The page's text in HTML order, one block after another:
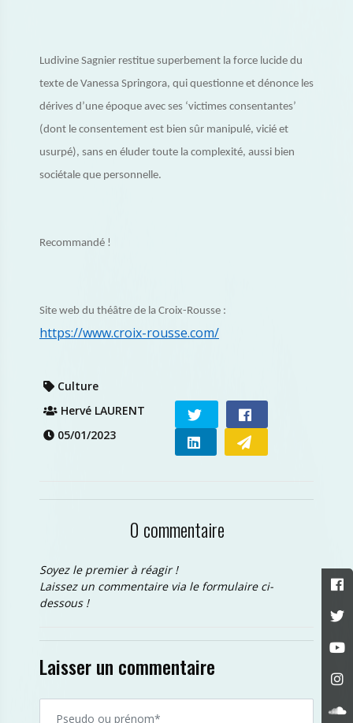
Ludivine Sagnier restitue superbement la force lucide du
texte de Vanessa Springora, qui questionne et dénonce les
dérives d’une époque avec ses ‘victimes consentantes’
(dont le consentement est bien sûr manipulé, vicié et
usurpé), sans en éluder toute la complexité, aussi bien
sociétale que personnelle.
Recommandé !
Site web du théâtre de la Croix-Rousse :
https://www.croix-rousse.com/
Culture
Hervé LAURENT
05/01/2023
0 commentaire
Soyez le premier à réagir !
Laissez un commentaire via le formulaire ci-
dessous !
Laisser un commentaire